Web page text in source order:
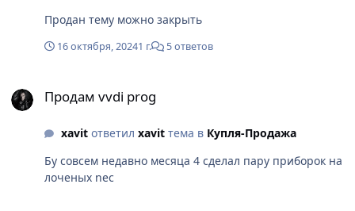
Продан тему можно закрыть
16 октября, 20241 г. 5 ответов
Продам vvdi prog
xavitответил xavitтема в Купля-Продажа
Бу совсем недавно месяца 4 сделал пару приборок на
лоченых nec